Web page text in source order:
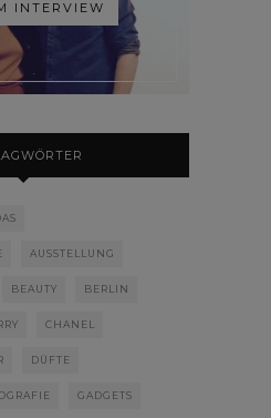
INTERVIEW
AUSSTELLUNG
BEAUTY BERLIN
CHANEL
DÜFTE
GADGETS